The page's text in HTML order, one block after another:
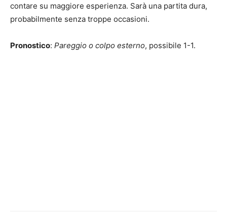
contare su maggiore esperienza. Sarà una partita dura,
probabilmente senza troppe occasioni.
Pronostico: Pareggio o colpo esterno, possibile 1-1.